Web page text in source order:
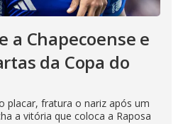
a Chapecoense e
da Copa do
placar, fratura o nariz após um
a vitória que coloca a Raposa